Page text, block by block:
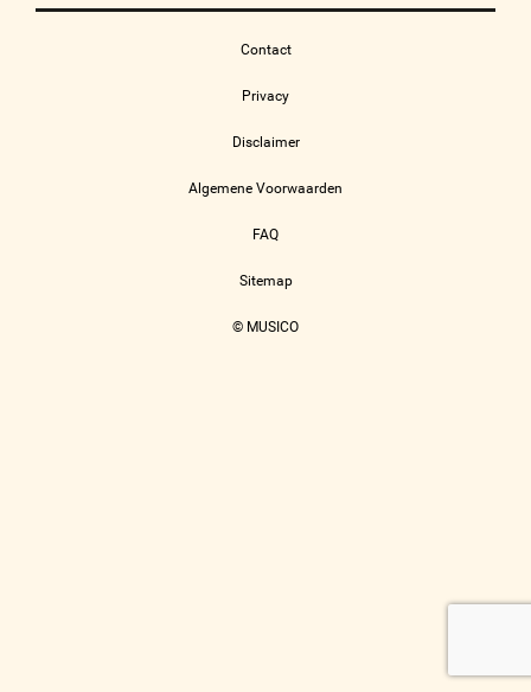
Contact
Privacy
Disclaimer
Algemene Voorwaarden
FAQ
Sitemap
© MUSICO